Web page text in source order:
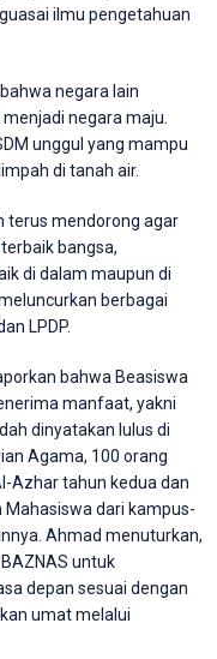
ilmu pengetahuan
negara lain
negara maju.
unggul yang mampu
di tanah air.
terus mendorong agar
bangsa,
di dalam maupun di
berbagai
LPDP.
bahwa Beasiswa
manfaat, yakni
dinyatakan lulus di
Agama, 100 orang
Azhar tahun kedua dan
Mahasiswa dari kampus-
Ahmad menuturkan,
untuk
depan sesuai dengan
umat melalui